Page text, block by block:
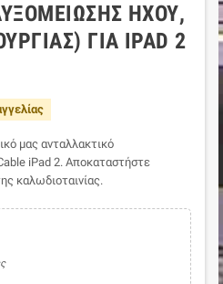
ΉΧΟΥ,
ΓΙΑ IPAD 2
μας ανταλλακτικό
iPad 2. Αποκαταστήστε
καλωδιοταινίας.